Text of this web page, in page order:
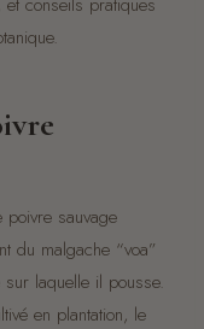
poivre sauvage
du malgache “voa”
laquelle il pousse.
en plantation, le